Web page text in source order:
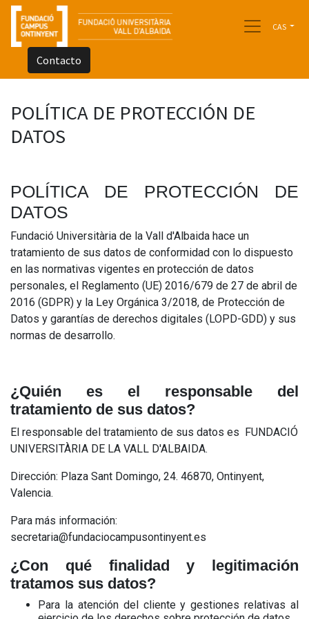
CAS
Contacto
POLÍTICA DE PROTECCIÓN DE
DATOS
POLÍTICA DE PROTECCIÓN DE
DATOS
Fundació Universitària de la Vall d'Albaida hace un
tratamiento de sus datos de conformidad con lo dispuesto
en las normativas vigentes en protección de datos
personales, el Reglamento (UE) 2016/679 de 27 de abril de
2016 (GDPR) y la Ley Orgánica 3/2018, de Protección de
Datos y garantías de derechos digitales (LOPD-GDD) y sus
normas de desarrollo.
¿Quién es el responsable del
tratamiento de sus datos?
El responsable del tratamiento de sus datos es FUNDACIÓ
UNIVERSITÀRIA DE LA VALL D'ALBAIDA.
Dirección: Plaza Sant Domingo, 24. 46870, Ontinyent,
Valencia.
Para más información:
secretaria@fundaciocampusontinyent.es
¿Con qué finalidad y legitimación
tratamos sus datos?
Para la atención del cliente y gestiones relativas al